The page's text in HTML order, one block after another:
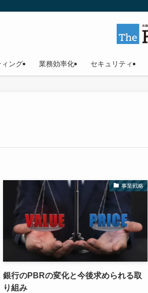
ング 業務効率化 セキュリティ
事業戦略
銀行のPBRの変化と今後求められる取
り組み